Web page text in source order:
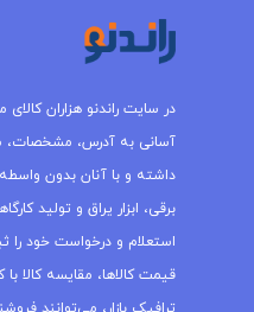
در سایت راندنو هزاران
آسانی به آدرس، مشخصات،
داشته و با آنان بدون واسطه
برقی، ابزار یراق و تولید
استعلام و درخواست خود را
قیمت کالاها، مقایسه کالا